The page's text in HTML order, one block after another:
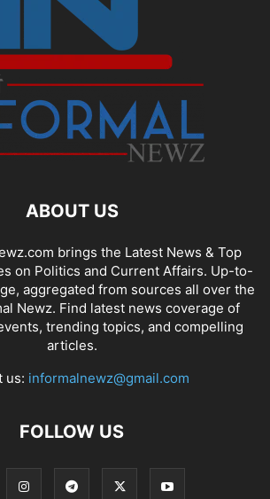
ABOUT US
brings the Latest News & Top
on Politics and Current Affairs. Up-to-
aggregated from sources all over the
Newz. Find latest news coverage of
trending topics, and compelling
articles.
us: informalnewz@gmail.com
FOLLOW US